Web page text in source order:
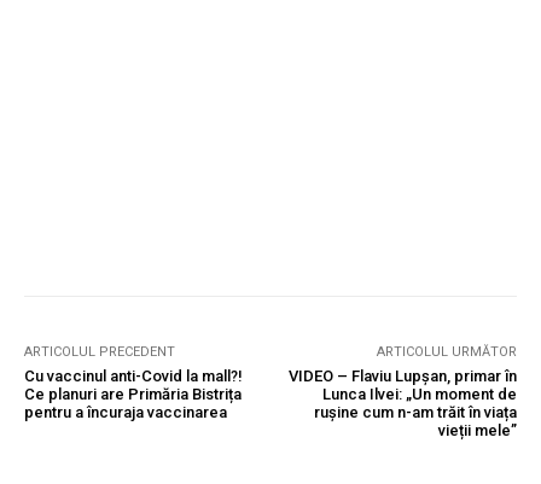
ARTICOLUL PRECEDENT
Cu vaccinul anti-Covid la mall?!
Ce planuri are Primăria Bistrița
pentru a încuraja vaccinarea
ARTICOLUL URMĂTOR
VIDEO – Flaviu Lupșan, primar în
Lunca Ilvei: „Un moment de
rușine cum n-am trăit în viața
vieții mele”